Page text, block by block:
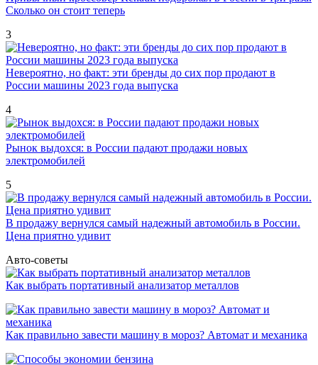
Сколько он стоит теперь
3
Невероятно, но факт: эти бренды до сих пор продают в
России машины 2023 года выпуска
4
Рынок выдохся: в России падают продажи новых
электромобилей
5
В продажу вернулся самый надежный автомобиль в России.
Цена приятно удивит
Авто-советы
Как выбрать портативный анализатор металлов
Как правильно завести машину в мороз? Автомат и механика